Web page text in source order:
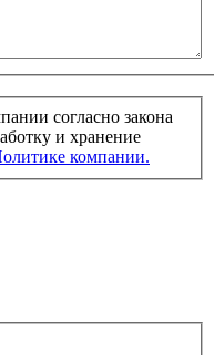
согласно закона
и хранение
компании.